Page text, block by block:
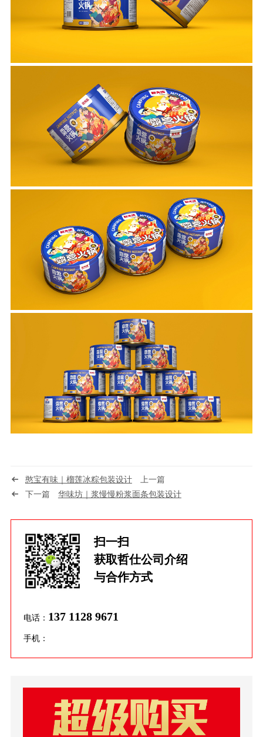
憨宝有味｜榴莲冰粽包装设计上一篇
下一篇 华味坊｜浆慢慢粉浆面条包装设计
扫一扫
获取哲仕公司介绍
与合作方式
电话： 137 1128 9671
手机：